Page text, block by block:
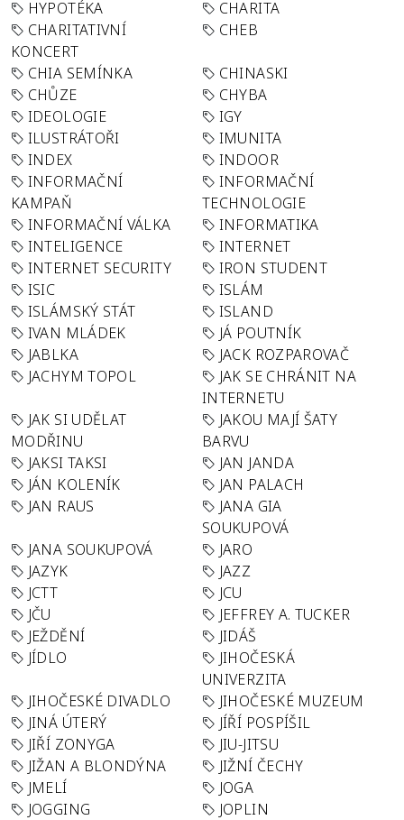
HYPOTÉKA
CHARITA
CHARITATIVNÍ
KONCERT
CHEB
CHIA SEMÍNKA
CHINASKI
CHŮZE
CHYBA
IDEOLOGIE
IGY
ILUSTRÁTOŘI
IMUNITA
INDEX
INDOOR
INFORMAČNÍ
KAMPAŇ
INFORMAČNÍ
TECHNOLOGIE
INFORMAČNÍ VÁLKA
INFORMATIKA
INTELIGENCE
INTERNET
INTERNET SECURITY
IRON STUDENT
ISIC
ISLÁM
ISLÁMSKÝ STÁT
ISLAND
IVAN MLÁDEK
JÁ POUTNÍK
JABLKA
JACK ROZPAROVAČ
JACHYM TOPOL
JAK SE CHRÁNIT NA
INTERNETU
JAK SI UDĚLAT
MODŘINU
JAKOU MAJÍ ŠATY
BARVU
JAKSI TAKSI
JAN JANDA
JÁN KOLENÍK
JAN PALACH
JAN RAUS
JANA GIA
SOUKUPOVÁ
JANA SOUKUPOVÁ
JARO
JAZYK
JAZZ
JCTT
JCU
JČU
JEFFREY A. TUCKER
JEŽDĚNÍ
JIDÁŠ
JÍDLO
JIHOČESKÁ
UNIVERZITA
JIHOČESKÉ DIVADLO
JIHOČESKÉ MUZEUM
JINÁ ÚTERÝ
JÍŘÍ POSPÍŠIL
JIŘÍ ZONYGA
JIU-JITSU
JIŽAN A BLONDÝNA
JIŽNÍ ČECHY
JMELÍ
JOGA
JOGGING
JOPLIN